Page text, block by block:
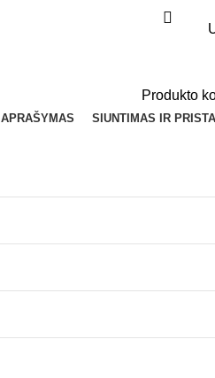
Produkto
APRAŠYMAS SIUNTIMAS IR